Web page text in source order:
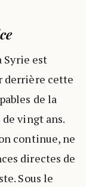
Syrie est
derrière cette
de la
vingt ans.
continue, ne
directes de
Sous le